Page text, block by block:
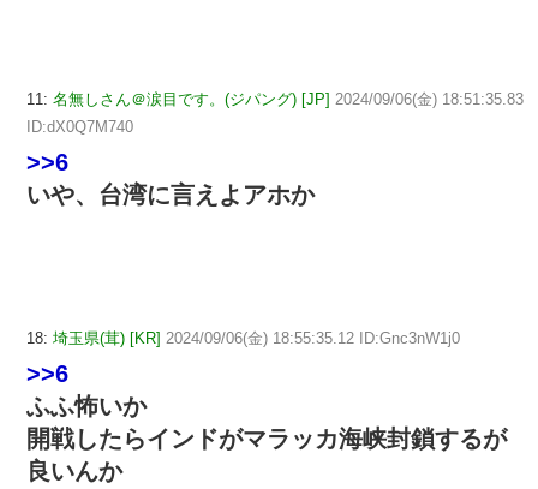
11: 名無しさん＠涙目です。(ジパング) [JP] 2024/09/06(金) 18:51:35.83
ID:dX0Q7M740
>>6
いや、台湾に言えよアホか
18: 埼玉県(茸) [KR] 2024/09/06(金) 18:55:35.12 ID:Gnc3nW1j0
>>6
ふふ怖いか
開戦したらインドがマラッカ海峡封鎖するが
良いんか